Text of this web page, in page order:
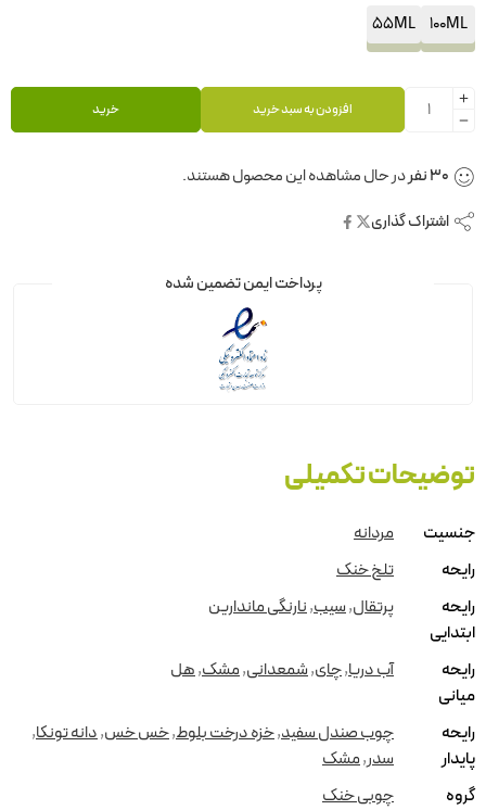
100ML
55ML
افزودن به سبد خرید خرید
30نفردر حال مشاهده این محصول هستند.
اشتراک گذاری
پرداخت ایمن تضمین شده
توضیحات تکمیلی
جنسیت
مردانه
رایحه
تلخ خنک
رایحه
ابتدایی
پرتقال,سیب,نارنگی ماندارین
رایحه
میانی
آب دریا,چای,شمعدانی,مشک,هل
رایحه
پایدار
چوب صندل سفید,خزه درخت بلوط,خس خس,دانه تونکا,
سدر,مشک
گروه
چوبی خنک